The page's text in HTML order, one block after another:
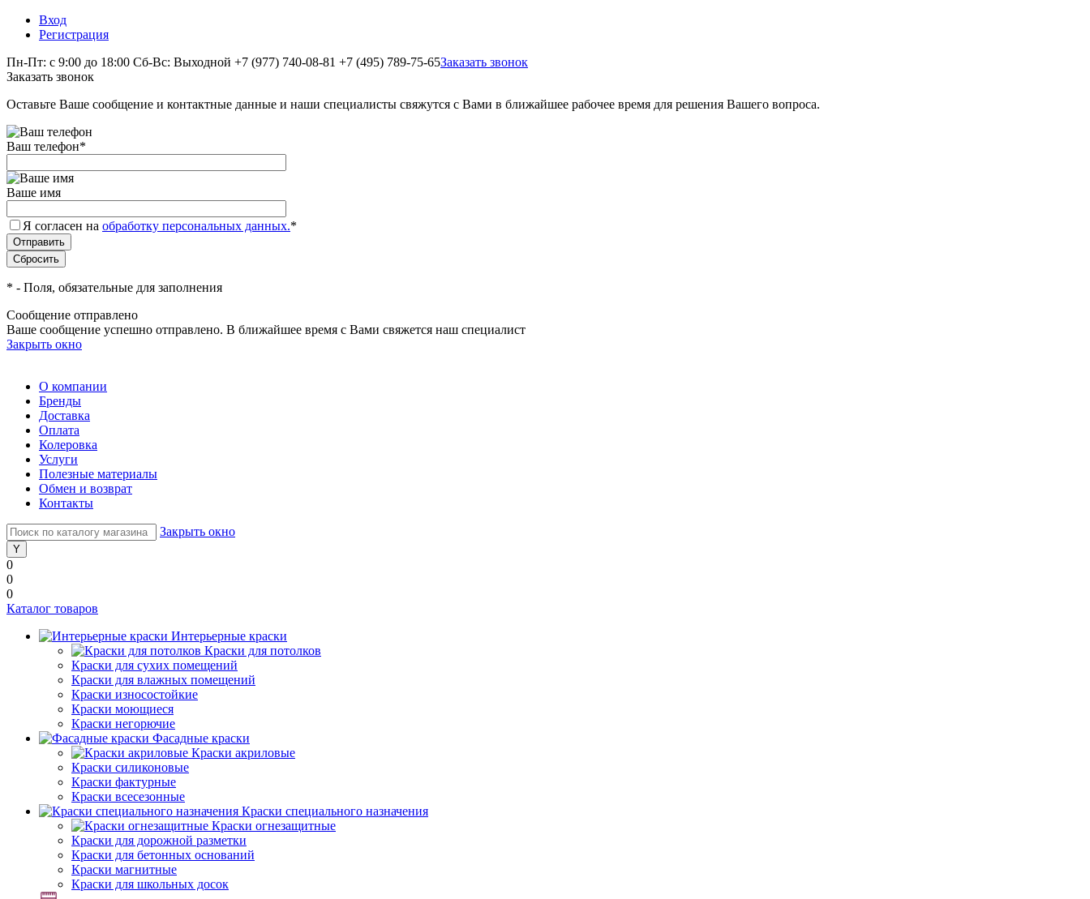
Вход
Регистрация
Пн-Пт: с 9:00 до 18:00 Сб-Вс: Выходной +7 (977) 740-08-81 +7 (495) 789-75-65Заказать звонок
Заказать звонок
Оставьте Ваше сообщение и контактные данные и наши специалисты свяжутся с Вами в ближайшее рабочее время для решения Вашего вопроса.
Ваш телефон*
Ваше имя
Я согласен на обработку персональных данных.*
* - Поля, обязательные для заполнения
Сообщение отправлено
Ваше сообщение успешно отправлено. В ближайшее время с Вами свяжется наш специалист
Закрыть окно
О компании
Бренды
Доставка
Оплата
Колеровка
Услуги
Полезные материалы
Обмен и возврат
Контакты
Закрыть окно
0
0
0
Каталог товаров
Интерьерные краски
Краски для потолков
Краски для сухих помещений
Краски для влажных помещений
Краски износостойкие
Краски моющиеся
Краски негорючие
Фасадные краски
Краски акриловые
Краски силиконовые
Краски фактурные
Краски всесезонные
Краски специального назначения
Краски огнезащитные
Краски для дорожной разметки
Краски для бетонных оснований
Краски магнитные
Краски для школьных досок